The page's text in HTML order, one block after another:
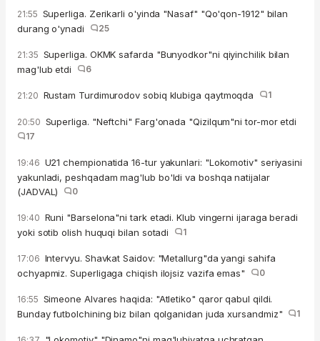
21:55 Superliga. Zerikarli o'yinda "Nasaf" "Qo'qon-1912" bilan
durang o'ynadi
25
21:35 Superliga. OKMK safarda "Bunyodkor"ni qiyinchilik bilan
mag'lub etdi
6
21:20 Rustam Turdimurodov sobiq klubiga qaytmoqda 1
20:50 Superliga. "Neftchi" Farg'onada "Qizilqum"ni tor-mor etdi
17
19:46 U21 chempionatida 16-tur yakunlari: "Lokomotiv" seriyasini
yakunladi, peshqadam mag'lub bo'ldi va boshqa natijalar
(JADVAL)
0
19:40 Runi "Barselona"ni tark etadi. Klub vingerni ijaraga beradi
yoki sotib olish huquqi bilan sotadi
1
17:06 Intervyu. Shavkat Saidov: "Metallurg"da yangi sahifa
ochyapmiz. Superligaga chiqish ilojsiz vazifa emas"
0
16:55 Simeone Alvares haqida: "Atletiko" qaror qabul qildi.
Bunday futbolchining biz bilan qolganidan juda xursandmiz"
1